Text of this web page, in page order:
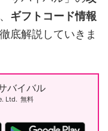
、 ギフトコード情報
底解説していきま
バイバル
Ltd. 無料